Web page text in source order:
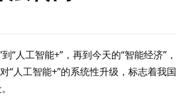
“人工智能+”，再到今天的“智能经济”，
“人工智能+”的系统性升级，标志着我国